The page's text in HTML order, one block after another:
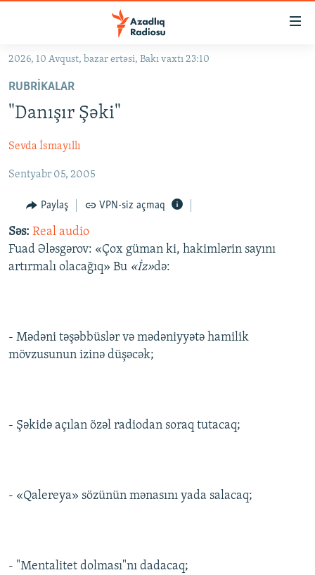
Əsas
qayıt
Əsas
naviqasiyaya
qayıt
keç
#İZAHLA
KORRUPSIOMETR
#ƏSLINDƏ
FƏRQƏ BAX
QANUNI DOĞRU
ARAŞDIRMA
MULTIMEDIA
İNFOQRAFIKA
KARIKATURA
AZƏRBAYCAN ƏDƏBIYYATI KITABXANASI
İSLAM VƏ DEMOKRATIYA
MISSIYAMIZ
PEŞƏ ETIKASI VƏ JURNALISTIKA STANDARTLARIMIZ
BIZIMLƏ ƏLAQƏ
BIZI IZLƏ
2026, 10 Avqust, bazar ertəsi, Bakı vaxtı 23:10
RUBRIKALAR
"Danışır Şəki"
Sevda İsmayıllı
Sentyabr 05, 2005
Paylaş VPN-siz açmaq
Səs: Real audio
Fuad Ələsgərov: «Çox güman ki, hakimlərin sayını
artırmalı olacağıq» Bu «İz»də:
- Mədəni təşəbbüslər və mədəniyyətə hamilik
mövzusunun izinə düşəcək;
- Şəkidə açılan özəl radiodan soraq tutacaq;
- «Qalereya» sözünün mənasını yada salacaq;
- "Mentalitet dolması"nı dadacaq;